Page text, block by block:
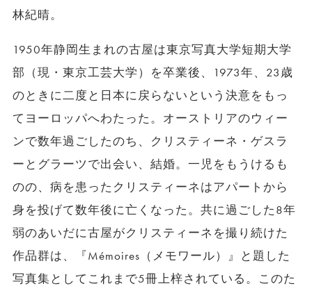
林紀晴。
1950年静岡生まれの古屋は東京写真大学短期大学
部（現・東京工芸大学）を卒業後、1973年、23歳
のときに二度と日本に戻らないという決意をもっ
てヨーロッパへわたった。オーストリアのウィー
ンで数年過ごしたのち、クリスティーネ・ゲスラ
ーとグラーツで出会い、結婚。一児をもうけるも
のの、病を患ったクリスティーネはアパートから
身を投げて数年後に亡くなった。共に過ごした8年
弱のあいだに古屋がクリスティーネを撮り続けた
作品群は、『Mémoires（メモワール）』と題した
写真集としてこれまで5冊上梓されている。このた